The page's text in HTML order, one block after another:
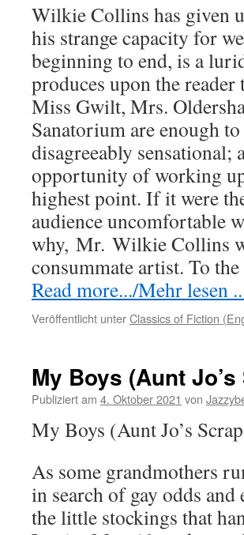
Wilkie Collins has given
his strange capacity for
beginning to end, is a
produces upon the
Miss Gwilt, Mrs.
Sanatorium are enough
disagreeably
opportunity of working
highest point. If it were
audience uncomfortable
why, Mr. Wilkie Collins
consummate artist. To
Read more.../Mehr lesen
Veröffentlicht unterClassics of Fiction
My Boys (Aunt
Publiziert am 4. Oktober 2021 von
My Boys (Aunt Jo’s
As some grandmothers
in search of gay odds
the little stockings that